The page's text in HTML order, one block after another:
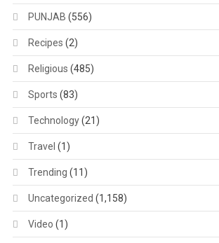
PUNJAB (556)
Recipes (2)
Religious (485)
Sports (83)
Technology(21)
Travel (1)
Trending (11)
Uncategorized (1,158)
Video (1)